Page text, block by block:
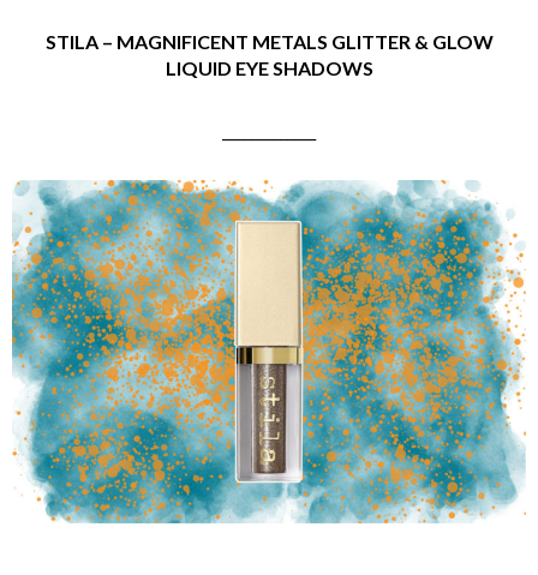
STILA – MAGNIFICENT METALS GLITTER & GLOW
LIQUID EYE SHADOWS